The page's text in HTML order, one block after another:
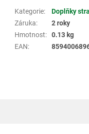
Kategorie:
Doplňky
Záruka:
2 roky
Hmotnost:
0.13 kg
EAN: